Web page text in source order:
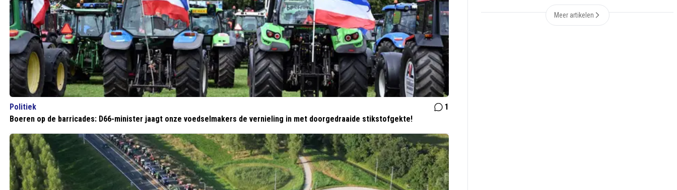
Politiek
1
Boeren op de barricades: D66-minister jaagt onze voedselmakers de vernieling in met doorgedraaide stikstofgekte!
Meer artikelen